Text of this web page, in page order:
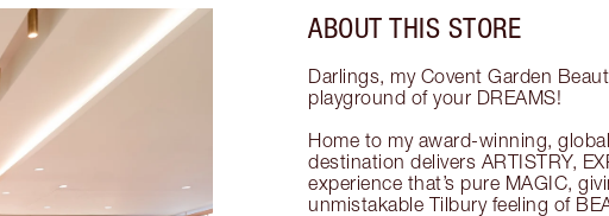
ABOUT THIS STORE
Darlings, my Covent Garden
playground of your DREAMS!
Home to my award-winning,
destination delivers ARTISTRY,
experience that’s pure MAGIC,
unmistakable Tilbury feeling of